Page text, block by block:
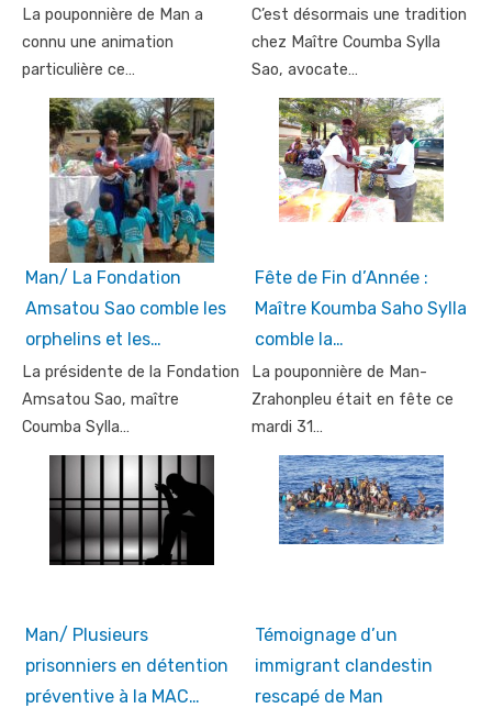
La pouponnière de Man a
connu une animation
particulière ce…
C’est désormais une tradition
chez Maître Coumba Sylla
Sao, avocate…
Man/ La Fondation
Amsatou Sao comble les
orphelins et les…
La présidente de la Fondation
Amsatou Sao, maître
Coumba Sylla…
Fête de Fin d’Année :
Maître Koumba Saho Sylla
comble la…
La pouponnière de Man-
Zrahonpleu était en fête ce
mardi 31…
Man/ Plusieurs
prisonniers en détention
préventive à la MAC…
Témoignage d’un
immigrant clandestin
rescapé de Man